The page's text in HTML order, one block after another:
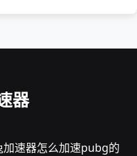
器
速器怎么加速pubg的